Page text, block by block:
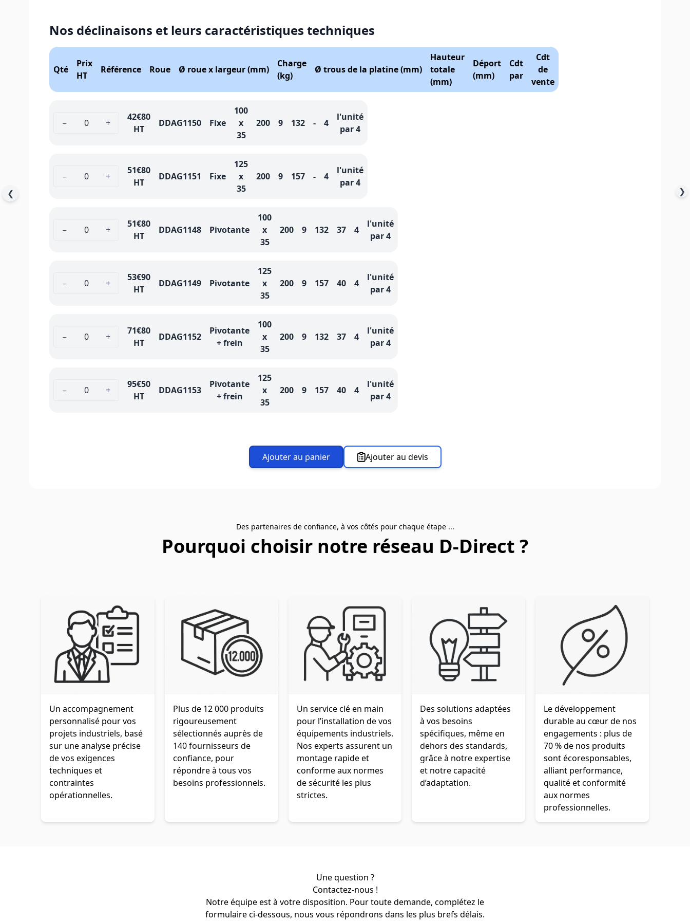
❮ ❯
Nos déclinaisons et leurs caractéristiques techniques
Qté
Prix
HT
Référence Roue Ø roue x largeur (mm)
Charge
(kg)
Ø trous de la platine (mm)
Hauteur
totale
(mm)
Déport
(mm)
Cdt
par
Cdt
de
vente
− +
42€80
HT
DDAG1150 Fixe
100
x
35
200 9 132 - 4
l'unité
par 4
− +
51€80
HT
DDAG1151 Fixe
125
x
35
200 9 157 - 4
l'unité
par 4
− +
51€80
HT
DDAG1148 Pivotante
100
x
35
200 9 132 37 4
l'unité
par 4
− +
53€90
HT
DDAG1149 Pivotante
125
x
35
200 9 157 40 4
l'unité
par 4
− +
71€80
HT
DDAG1152
Pivotante
+ frein
100
x
35
200 9 132 37 4
l'unité
par 4
− +
95€50
HT
DDAG1153
Pivotante
+ frein
125
x
35
200 9 157 40 4
l'unité
par 4
Ajouter au panier Ajouter au devis
Des partenaires de confiance, à vos côtés pour chaque étape ...
Pourquoi choisir notre réseau D-Direct ?
Un accompagnement
personnalisé pour vos
projets industriels, basé
sur une analyse précise
de vos exigences
techniques et
contraintes
opérationnelles.
Plus de 12 000 produits
rigoureusement
sélectionnés auprès de
140 fournisseurs de
confiance, pour
répondre à tous vos
besoins professionnels.
Un service clé en main
pour l’installation de vos
équipements industriels.
Nos experts assurent un
montage rapide et
conforme aux normes
de sécurité les plus
strictes.
Des solutions adaptées
à vos besoins
spécifiques, même en
dehors des standards,
grâce à notre expertise
et notre capacité
d’adaptation.
Le développement
durable au cœur de nos
engagements : plus de
70 % de nos produits
sont écoresponsables,
alliant performance,
qualité et conformité
aux normes
professionnelles.
Une question ?
Contactez-nous !
Notre équipe est à votre disposition. Pour toute demande, complétez le
formulaire ci-dessous, nous vous répondrons dans les plus brefs délais.